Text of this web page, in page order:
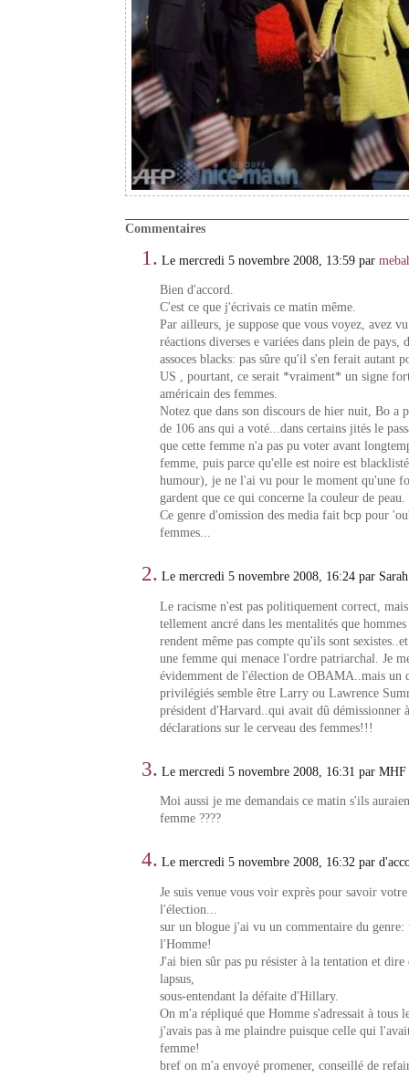
Commentaires
1. Le mercredi 5 novembre 2008, 13:59 par
Bien d'accord.
C'est ce que j'écrivais ce matin même.
Par ailleurs, je suppose que vous voyez, avez
réactions diverses e variées dans plein de pays,
assoces blacks: pas sûre qu'il s'en ferait autant
US , pourtant, ce serait *vraiment* un signe
américain des femmes.
Notez que dans son discours de hier nuit, Bo a
de 106 ans qui a voté...dans certains jités le
que cette femme n'a pas pu voter avant
femme, puis parce qu'elle est noire est
humour), je ne l'ai vu pour le moment qu'une
gardent que ce qui concerne la couleur de peau.
Ce genre d'omission des media fait bcp pour
femmes...
2. Le mercredi 5 novembre 2008, 16:24 par Sarah
Le racisme n'est pas politiquement correct,
tellement ancré dans les mentalités que
rendent même pas compte qu'ils sont
une femme qui menace l'ordre patriarchal. Je
évidemment de l'élection de OBAMA..mais un
privilégiés semble être Larry ou Lawrence
président d'Harvard..qui avait dû démissionner
déclarations sur le cerveau des femmes!!!
3. Le mercredi 5 novembre 2008, 16:31 par MHF
Moi aussi je me demandais ce matin s'ils
femme ????
4. Le mercredi 5 novembre 2008, 16:32 par
Je suis venue vous voir exprès pour savoir
l'élection...
sur un blogue j'ai vu un commentaire du
l'Homme!
J'ai bien sûr pas pu résister à la tentation et
lapsus,
sous-entendant la défaite d'Hillary.
On m'a répliqué que Homme s'adressait à tous
j'avais pas à me plaindre puisque celle qui
femme!
bref on m'a envoyé promener, conseillé de